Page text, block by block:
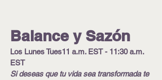
Balance y Sazón
Los Lunes Tues11 a.m. EST - 11:30 a.m.
EST
Si deseas que tu vida sea transformada te